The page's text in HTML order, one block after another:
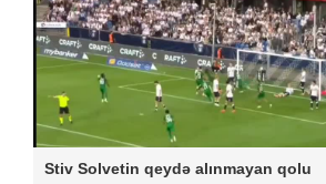
Stiv Solvetin qeydə alınmayan qolu